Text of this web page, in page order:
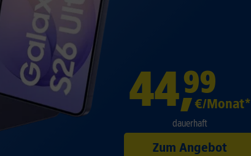
44,99
€/Monat*
dauerhaft
Zum Angebot